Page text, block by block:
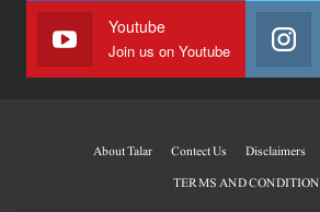
Youtube
Join us on Youtube
About Talar Contect Us Disclaimers
TERMS AND CONDITION